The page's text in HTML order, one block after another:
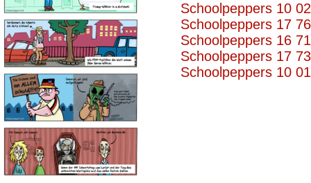
Schoolpeppers 10
Schoolpeppers 17
Schoolpeppers 16
Schoolpeppers 17
Schoolpeppers 10